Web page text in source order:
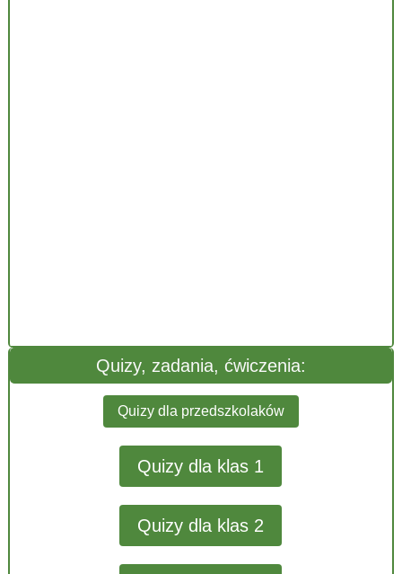
Quizy, zadania, ćwiczenia:
Quizy dla przedszkolaków
Quizy dla klas 1
Quizy dla klas 2